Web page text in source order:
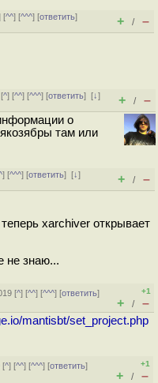
[^^] [^^^] [ответить]
+ / –
^] [^^] [^^^] [ответить][↓]
+ / –
о
там или
] [^^^] [ответить][↓]
+ / –
xarchiver открывает
не знаю...
[^] [^^] [^^^] [ответить]
+1
+ / –
mantisbt/set_project.php
[^] [^^] [^^^] [ответить]
+1
+ / –